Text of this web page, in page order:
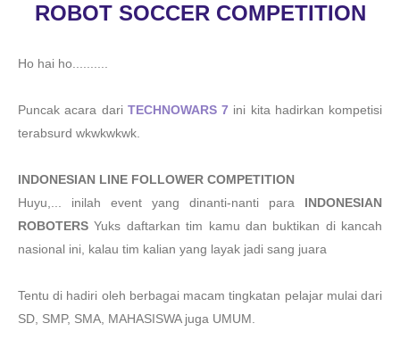
ROBOT SOCCER COMPETITION
Ho hai ho..........
Puncak acara dari TECHNOWARS 7 ini kita hadirkan kompetisi
terabsurd wkwkwkwk.
INDONESIAN LINE FOLLOWER COMPETITION
Huyu,... inilah event yang dinanti-nanti para INDONESIAN
ROBOTERS Yuks daftarkan tim kamu dan buktikan di kancah
nasional ini, kalau tim kalian yang layak jadi sang juara
Tentu di hadiri oleh berbagai macam tingkatan pelajar mulai dari
SD, SMP, SMA, MAHASISWA juga UMUM.